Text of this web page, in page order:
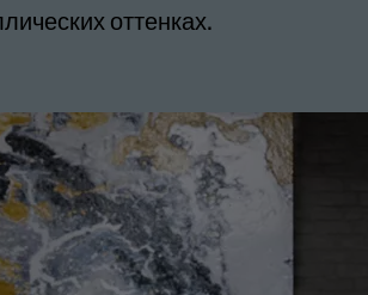
оттенках.